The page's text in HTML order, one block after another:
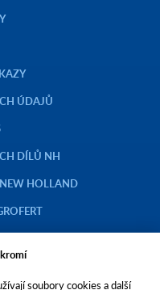
ÚDAJŮ
DÍLŮ NH
HOLLAND
soubory cookies a další